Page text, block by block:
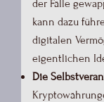
der Fälle
kann dazu
digitalen
eigentlichen
Die